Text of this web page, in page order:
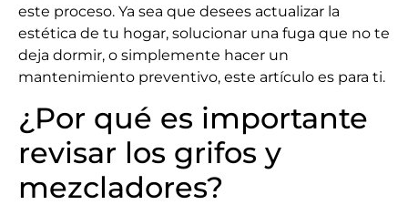
este proceso. Ya sea que desees actualizar la
estética de tu hogar, solucionar una fuga que no te
deja dormir, o simplemente hacer un
mantenimiento preventivo, este artículo es para ti.
¿Por qué es importante
revisar los grifos y
mezcladores?